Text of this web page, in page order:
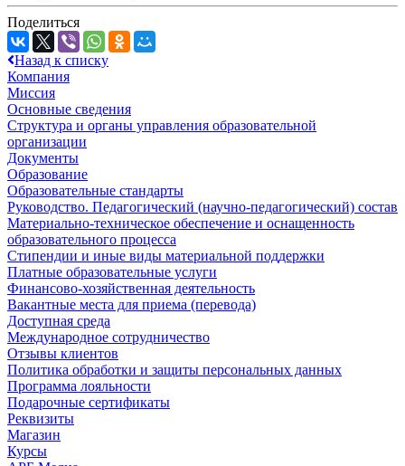
Поделиться
Назад к списку
Компания
Миссия
Основные сведения
Структура и органы управления образовательной
организации
Документы
Образование
Образовательные стандарты
Руководство. Педагогический (научно-педагогический) состав
Материально-техническое обеспечение и оснащенность
образовательного процесса
Стипендии и иные виды материальной поддержки
Платные образовательные услуги
Финансово-хозяйственная деятельность
Вакантные места для приема (перевода)
Доступная среда
Международное сотрудничество
Отзывы клиентов
Политика обработки и защиты персональных данных
Программа лояльности
Подарочные сертификаты
Реквизиты
Магазин
Курсы